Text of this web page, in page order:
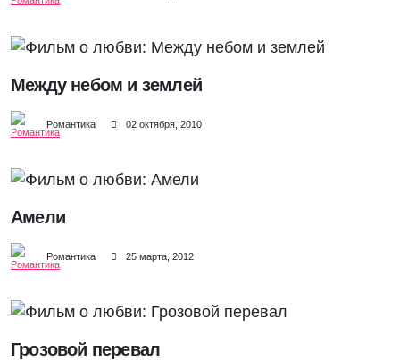
Между небом и землей
Романтика 02 октября, 2010
Амели
Романтика 25 марта, 2012
Грозовой перевал